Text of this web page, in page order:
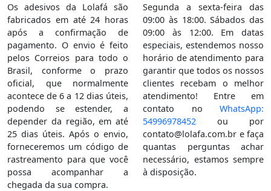
Os adesivos da Lolafá são
fabricados em até 24 horas
após a confirmação de
pagamento. O envio é feito
pelos Correios para todo o
Brasil, conforme o prazo
oficial, que normalmente
acontece de 6 a 12 dias úteis,
podendo se estender, a
depender da região, em até
25 dias úteis. Após o envio,
forneceremos um código de
rastreamento para que você
possa acompanhar a
chegada da sua compra.
Segunda a sexta-feira das
09:00 às 18:00. Sábados das
09:00 às 12:00. Em datas
especiais, estendemos nosso
horário de atendimento para
garantir que todos os nossos
clientes recebam o melhor
atendimento! Entre em
contato no WhatsApp:
54996978452 ou por
contato@lolafa.com.br e faça
quantas perguntas achar
necessário, estamos sempre
à disposição.